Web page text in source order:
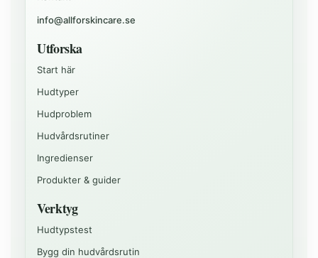
info@allforskincare.se
Utforska
Start här
Hudtyper
Hudproblem
Hudvårdsrutiner
Ingredienser
Produkter & guider
Verktyg
Hudtypstest
Bygg din hudvårdsrutin